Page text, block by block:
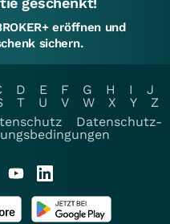
eröffnen und
sichern.
D E F G H I
J
T U V W X Y
Z
Datenschutz-